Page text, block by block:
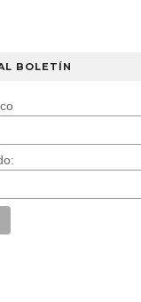
BOLETÍN